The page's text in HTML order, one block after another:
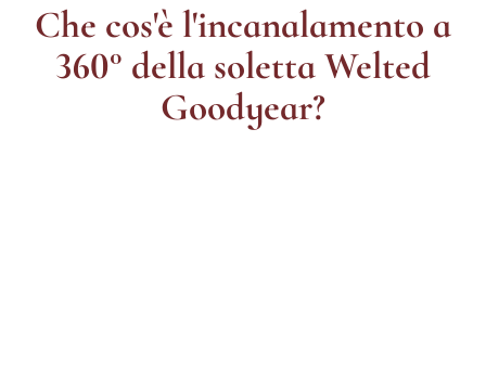
Che cos'è l'incanalamento a
360° della soletta Welted
Goodyear?